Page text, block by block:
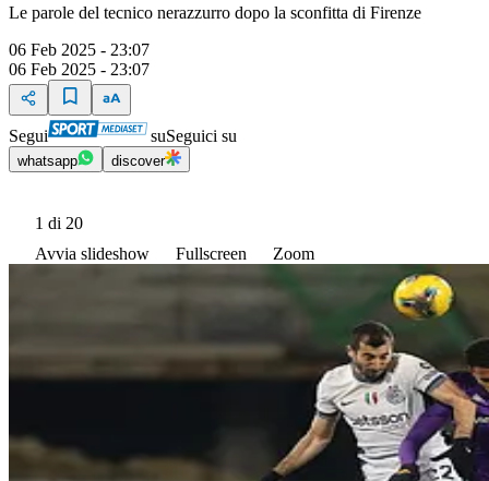
Le parole del tecnico nerazzurro dopo la sconfitta di Firenze
06 Feb 2025 - 23:07
06 Feb 2025 - 23:07
Segui suSeguici su
whatsapp discover
1 di 20
Avvia slideshow
Fullscreen Zoom